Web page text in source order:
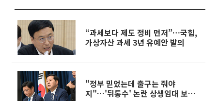
“과세보다 제도 정비 먼저”…국힘,
가상자산 과세 3년 유예안 발의
"정부 믿었는데 출구는 줘야
지"…'뒤통수' 논란 상생임대 보완